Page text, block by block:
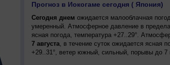
Прогноз в Иокогаме сегодня ( Япония)
Сегодня днем ожидается малооблачная
умеренный. Атмосферное давление в
ясная погода, температура +27..29°.
7 августа, в течение суток ожидается ясная
+29..31°, ветер южный, сильный, порывы до 7